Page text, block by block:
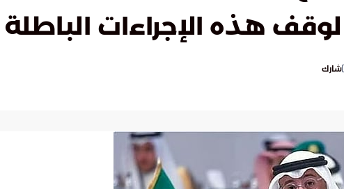
هذه الإجراءات الباطلة
شارك